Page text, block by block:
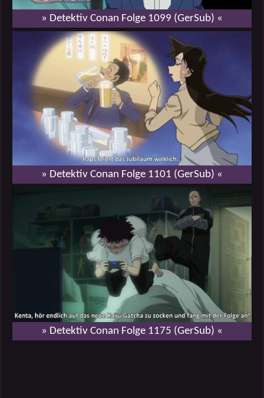
» Detektiv Conan Folge 1099 (GerSub) «
» Detektiv Conan Folge 1101 (GerSub) «
» Detektiv Conan Folge 1175 (GerSub) «